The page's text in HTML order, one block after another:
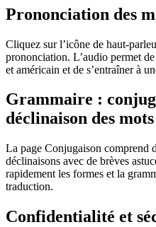
Prononciation des
Cliquez sur l’icône de haut-
prononciation. L’audio permet
et américain et de s’entraîner à
Grammaire :
déclinaison des mots
La page Conjugaison comprend
déclinaisons avec de brèves
rapidement les formes et la
traduction.
Confidentialité et